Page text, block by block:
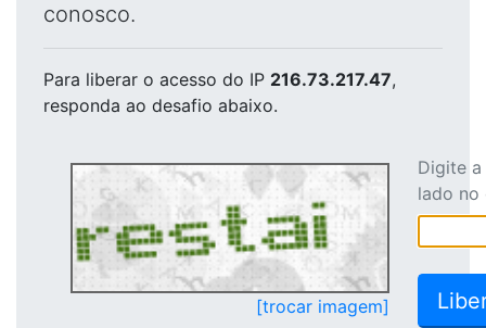
conosco.
Para liberar o acesso do IP 216.73.217.47,
responda ao desafio abaixo.
[trocar imagem]
Digite
lado no